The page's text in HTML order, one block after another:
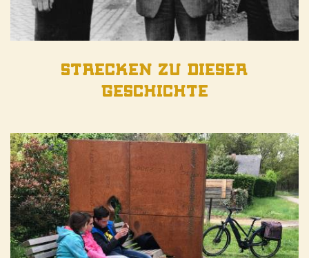
Strecken zu dieser
Geschichte